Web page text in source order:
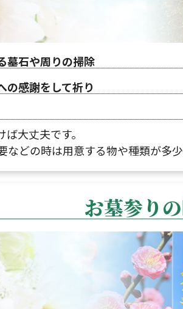
墓石や周りの掃除
の感謝をして祈り
大丈夫です。
どの時は用意する物や種類が多少
お墓参り